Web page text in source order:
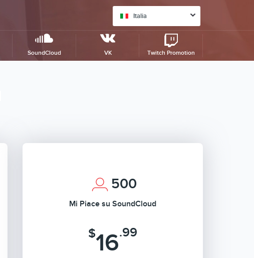
Italia
SoundCloud VK Twitch Promotion
500
Mi Piace su SoundCloud
$16.99